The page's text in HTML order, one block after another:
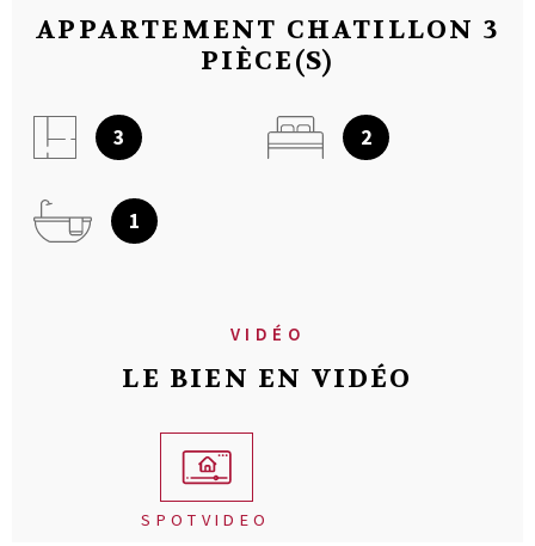
APPARTEMENT CHATILLON 3
PIÈCE(S)
3 2
1
VIDÉO
LE BIEN EN VIDÉO
SPOTVIDEO